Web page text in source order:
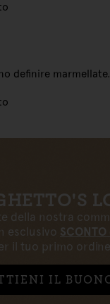
definire
della nostra
esclusivo
il tuo primo ordine
IL